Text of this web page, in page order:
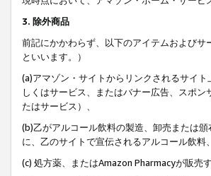
3. 除外商品
前記にかかわらず、以下のアイテムおよび
といいます。）
(a)アマゾン・サイトからリンクされるサイ
しくはサービス、またはバナー広告、スポ
たはサービス）、
(b)乙がアルコール飲料の製造、卸売または
に、乙のサイトで宣伝されるアルコール飲料、
(c) 処方薬、またはAmazon Pharmacyが販売